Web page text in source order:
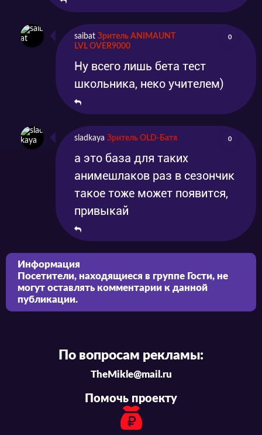
saibat Зритель ANIMAUNT
LVL OVER9000
0
Ну всего лишь бета тест
школьника, неко учителем)
sladkaya Зритель OLD-Батя 0
а это база для таких
анимешлаков раз в сезончик
такое тоже может появится,
привыкай
Информация
Посетители, находящиеся в группе Гости, не
могут оставлять комментарии к данной
публикации.
По вопросам рекламы:
TheMikle@mail.ru
Помочь проекту